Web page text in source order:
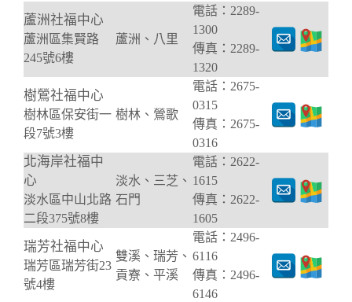
蘆洲社福中心
蘆洲區集賢路
245號6樓
蘆洲、八里
電話：2289-
1300
傳真：2289-
1320
樹鶯社福中心
樹林區保安街一
段7號3樓
樹林、鶯歌
電話：2675-
0315
傳真：2675-
0316
北海岸社福中
心
淡水區中山北路
二段375號8樓
淡水、三芝、
石門
電話：2622-
1615
傳真：2622-
1605
瑞芳社福中心
瑞芳區瑞芳街23
號4樓
雙溪、瑞芳、
貢寮、平溪
電話：2496-
6116
傳真：2496-
6146